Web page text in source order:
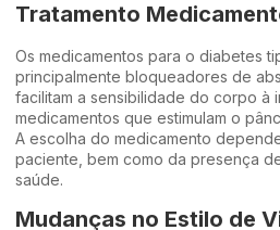
Tratamento
Os medicamentos para o diabetes
principalmente bloqueadores de
facilitam a sensibilidade do corpo à
medicamentos que estimulam o
A escolha do medicamento
paciente, bem como da presença
saúde.
Mudanças no Estilo de